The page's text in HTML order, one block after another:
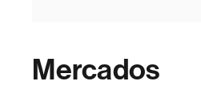
Mercados